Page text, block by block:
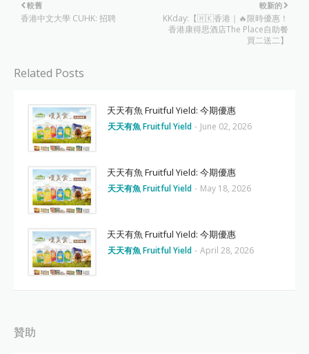
較新的
KKday:【🇭🇰香港｜🔥限時優惠！
香港康得思酒店The Place自助餐
買二送二】
較舊
香港中文大學 CUHK: 招聘
Related Posts
天天有魚 Fruitful Yield: 今期優惠
天天有魚 Fruitful Yield - June 02, 2026
天天有魚 Fruitful Yield: 今期優惠
天天有魚 Fruitful Yield - May 18, 2026
天天有魚 Fruitful Yield: 今期優惠
天天有魚 Fruitful Yield - April 28, 2026
贊助